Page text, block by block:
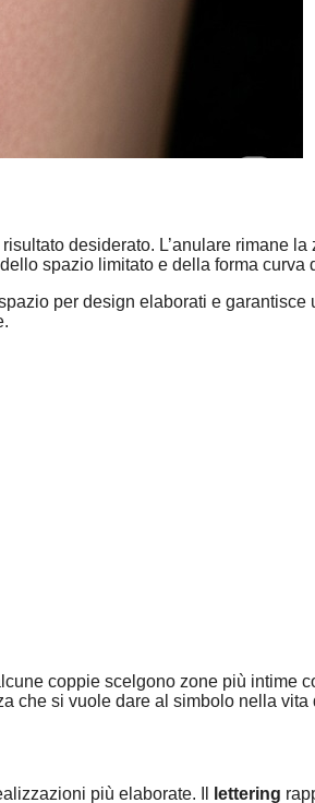
desiderato. L’anulare rimane
spazio limitato e della forma curva
per design elaborati e
coppie scelgono zone più intime
che si vuole dare al simbolo nella vita
più elaborate. Il lettering